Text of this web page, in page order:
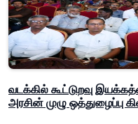
வடக்கில் கூட்டுறவு
அரசின் முழு ஒத்துழைப்பு